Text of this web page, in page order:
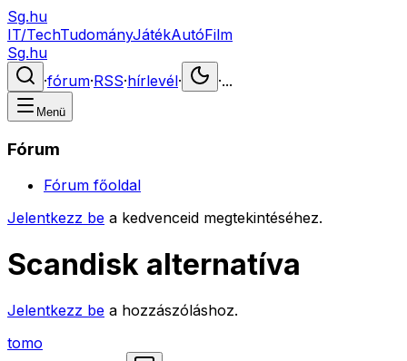
Sg.hu
IT/TechTudományJátékAutóFilm
Sg.hu
·fórum·RSS·hírlevél· ·...
Menü
Fórum
Fórum főoldal
Jelentkezz be a kedvenceid megtekintéséhez.
Scandisk alternatíva
Jelentkezz be a hozzászóláshoz.
tomo